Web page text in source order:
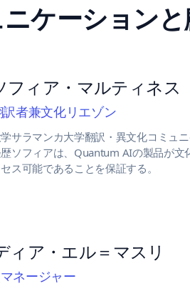
ケーション
フィア・マルティネス
訳者兼文化リエゾン
サラマンカ大学翻訳・異文化コミュ
ソフィアは、Quantum AIの製品が文
ス可能であることを保証する。
ィア・エル＝マスリ
ネージャー